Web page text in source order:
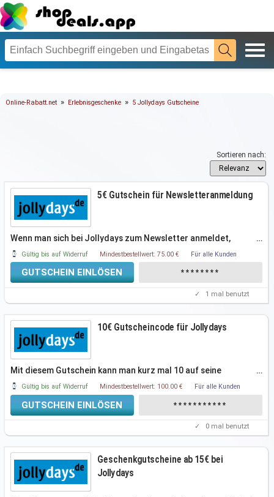
Online-Rabatt.net » Erlebnisgeschenke » 5 Jollydays Gutscheine
Sortieren nach:
5€ Gutschein für Newsletteranmeldung
Wenn man sich bei Jollydays zum Newsletter anmeldet,
bekommt man als kleines
…
Gültig bis auf Widerruf Mindestbestellwert: 75.00 € Für alle Kunden
GUTSCHEIN EINLÖSEN ********
✓ 1 mal benutzt
10€ Gutscheincode für Jollydays
Mit diesem Gutschein kann man kurz mal 10 auf seine
bestellung sparen. Einfach
…
Gültig bis auf Widerruf Mindestbestellwert: 100.00 € Für alle Kunden
GUTSCHEIN EINLÖSEN ***********
✓ 0 mal benutzt
Geschenkgutscheine ab 15€ bei
Jollydays